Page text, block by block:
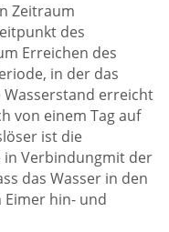
Zeitraum
des
Erreichen des
in der das
erreicht
von einem Tag auf
ist die
in Verbindungmit der
das Wasser in den
hin- und